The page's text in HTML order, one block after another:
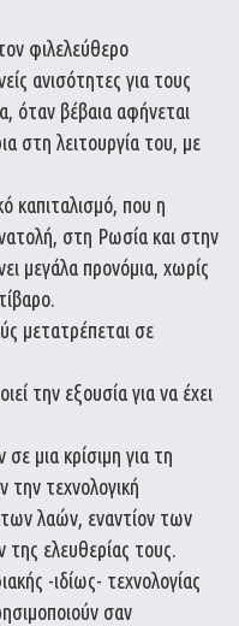
φιλελεύθερο
ανισότητες για τους
όταν βέβαια αφήνεται
στη λειτουργία του, με
καπιταλισμό, που η
στη Ρωσία και στην
μεγάλα προνόμια, χωρίς
μετατρέπεται σε
την εξουσία για να έχει
μια κρίσιμη για τη
την τεχνολογική
λαών, εναντίον των
ελευθερίας τους.
-ιδίως- τεχνολογίας
σαν